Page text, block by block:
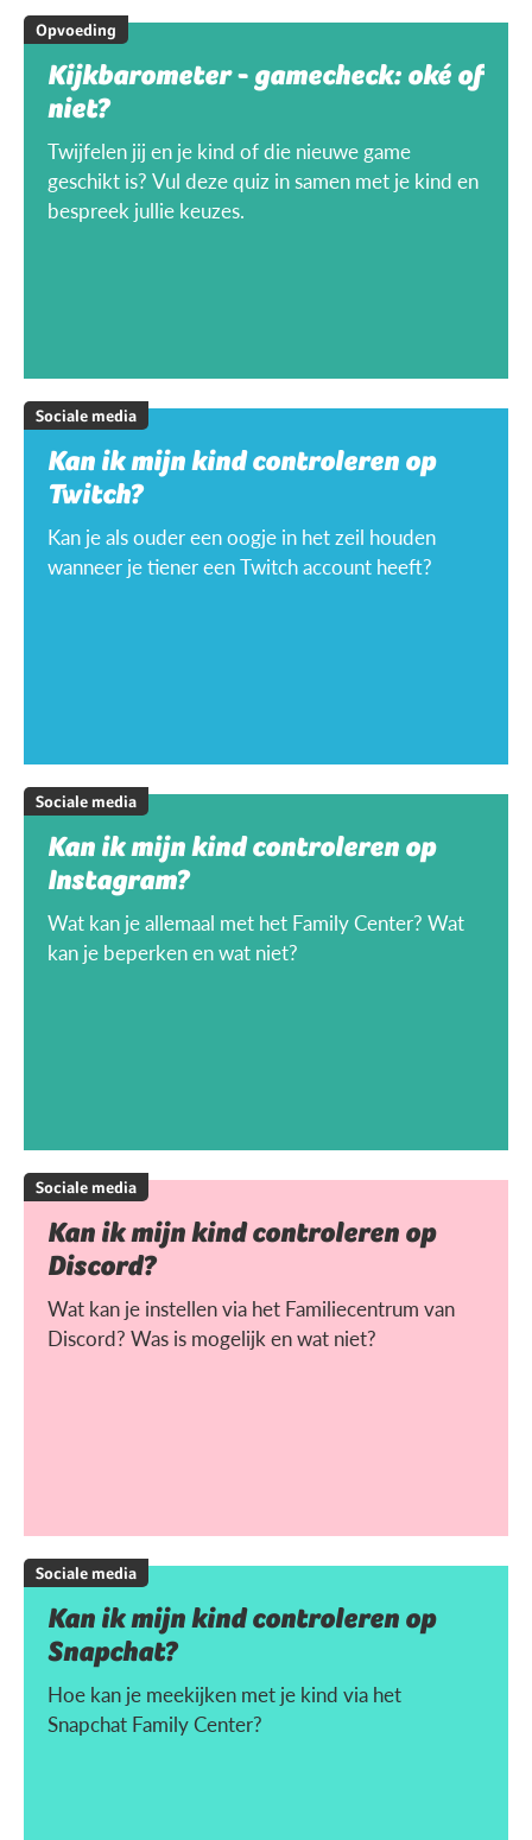
Opvoeding
Kijkbarometer - gamecheck: oké of
niet?
Twijfelen jij en je kind of die nieuwe game
geschikt is? Vul deze quiz in samen met je kind en
bespreek jullie keuzes.
Sociale media
Kan ik mijn kind controleren op
Twitch?
Kan je als ouder een oogje in het zeil houden
wanneer je tiener een Twitch account heeft?
Sociale media
Kan ik mijn kind controleren op
Instagram?
Wat kan je allemaal met het Family Center? Wat
kan je beperken en wat niet?
Sociale media
Kan ik mijn kind controleren op
Discord?
Wat kan je instellen via het Familiecentrum van
Discord? Was is mogelijk en wat niet?
Sociale media
Kan ik mijn kind controleren op
Snapchat?
Hoe kan je meekijken met je kind via het
Snapchat Family Center?